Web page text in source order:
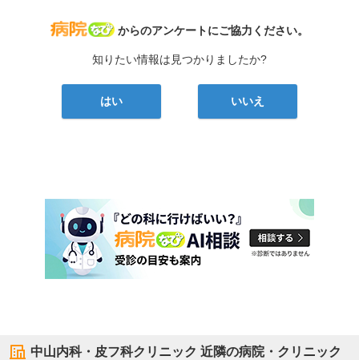
病院なび
からのアンケートにご協力ください。
知りたい情報は見つかりましたか?
はい いいえ
中山内科・皮フ科クリニック 近隣の病院・クリニック